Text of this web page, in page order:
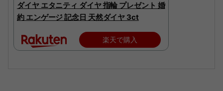
ダイヤ エタニティ ダイヤ 指輪 プレゼント 婚
約 エンゲージ 記念日 天然ダイヤ 3ct
楽天で購入